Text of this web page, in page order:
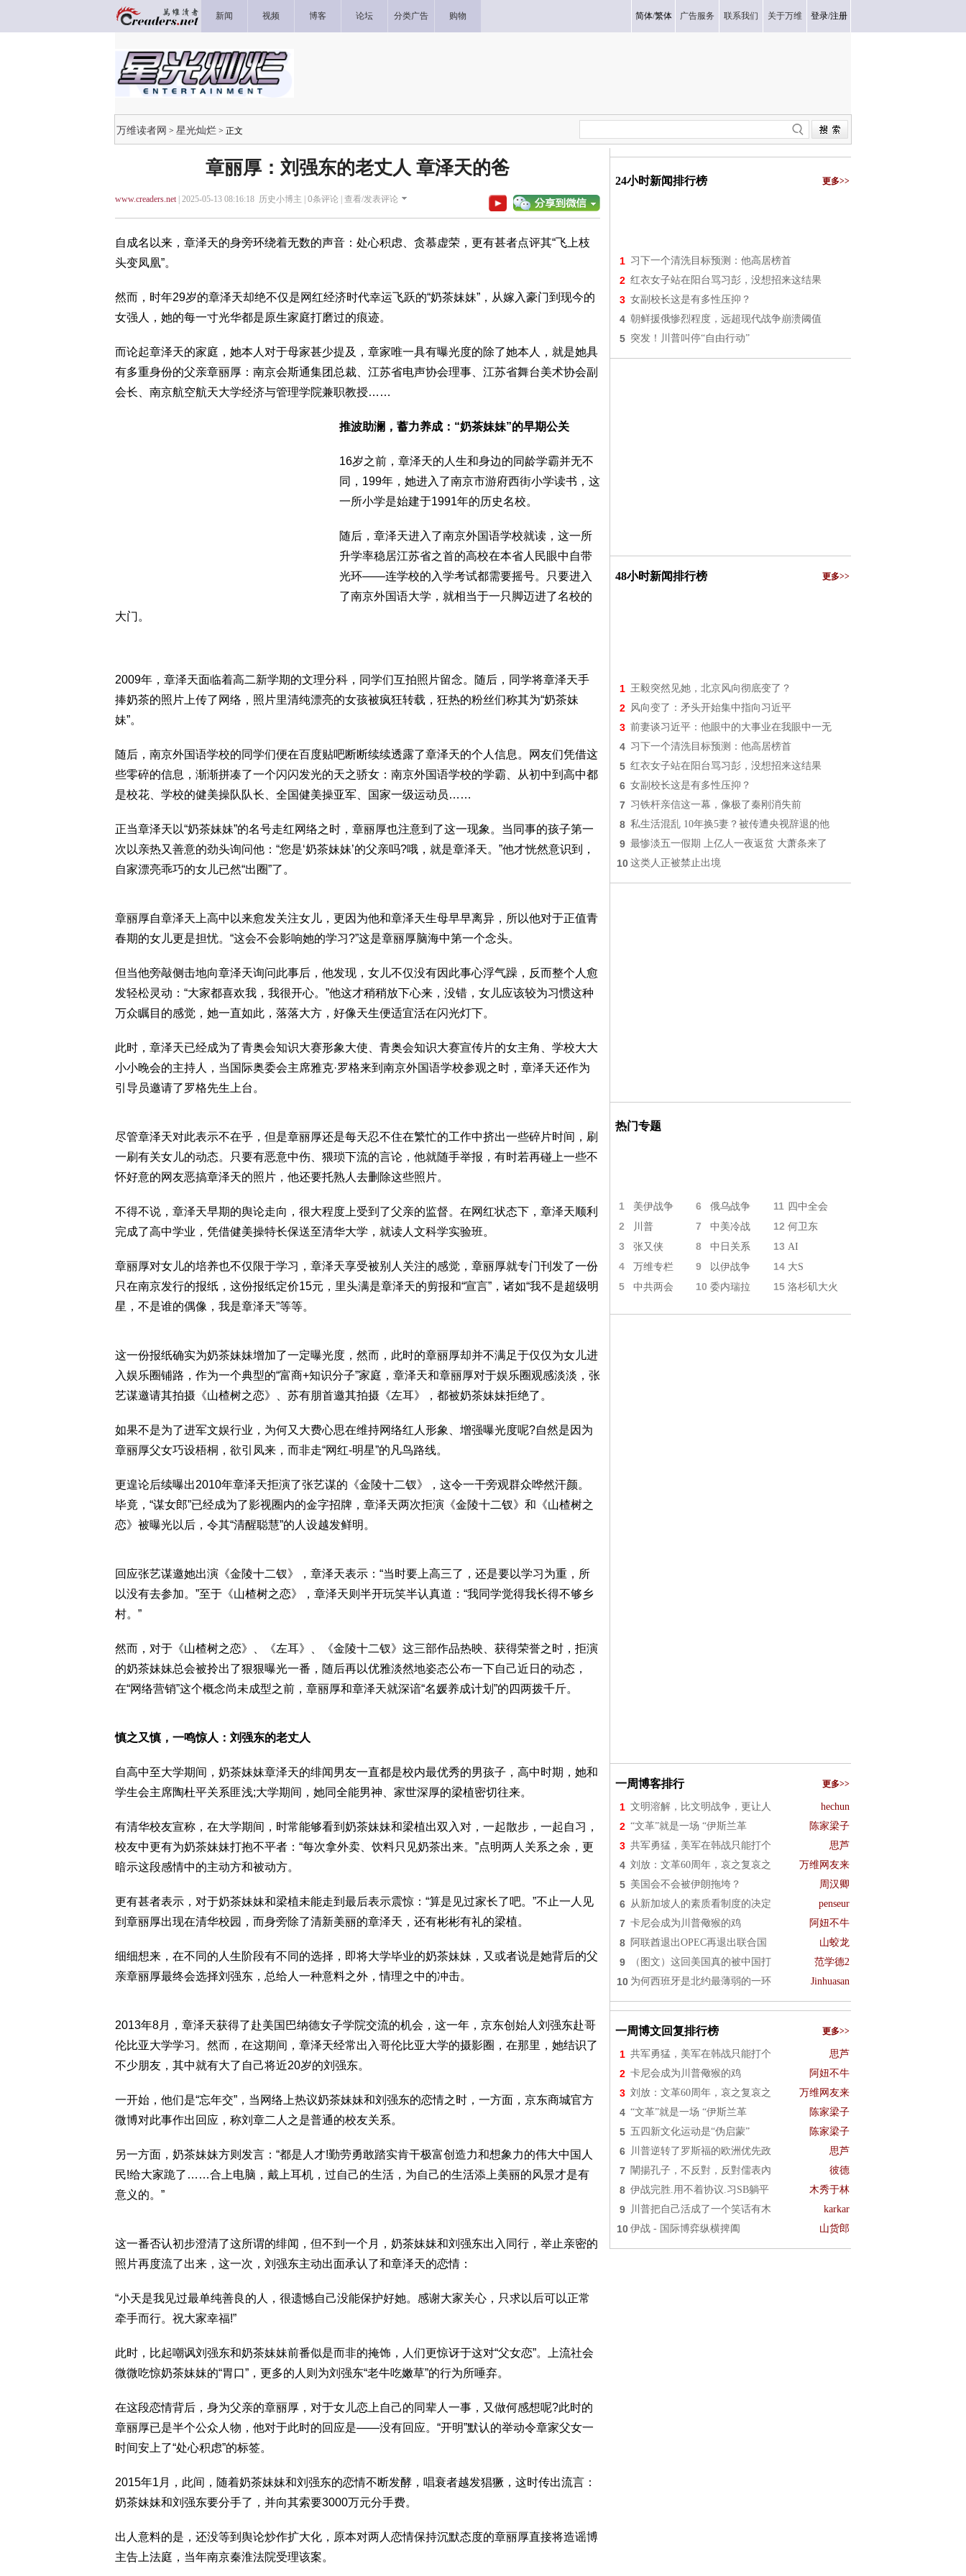
新闻 视频 博客 论坛 分类广告 购物 简体/繁体 广告服务 联系我们 关于万维 登录/注册
万维读者网 > 星光灿烂 > 正文
章丽厚：刘强东的老丈人 章泽天的爸
www.creaders.net| 2025-05-13 08:16:18 历史小博主 | 0条评论 | 查看/发表评论
自成名以来，章泽天的身旁环绕着无数的声音：处心积虑、贪慕虚荣，更有甚者点评其“飞上枝
头变凤凰”。
然而，时年29岁的章泽天却绝不仅是网红经济时代幸运飞跃的“奶茶妹妹”，从嫁入豪门到现今的
女强人，她的每一寸光华都是原生家庭打磨过的痕迹。
而论起章泽天的家庭，她本人对于母家甚少提及，章家唯一具有曝光度的除了她本人，就是她具
有多重身份的父亲章丽厚：南京会斯通集团总裁、江苏省电声协会理事、江苏省舞台美术协会副
会长、南京航空航天大学经济与管理学院兼职教授……
推波助澜，蓄力养成：“奶茶妹妹”的早期公关
16岁之前，章泽天的人生和身边的同龄学霸并无不
同，199年，她进入了南京市游府西街小学读书，这
一所小学是始建于1991年的历史名校。
随后，章泽天进入了南京外国语学校就读，这一所
升学率稳居江苏省之首的高校在本省人民眼中自带
光环——连学校的入学考试都需要摇号。只要进入
了南京外国语大学，就相当于一只脚迈进了名校的
大门。
2009年，章泽天面临着高二新学期的文理分科，同学们互拍照片留念。随后，同学将章泽天手
捧奶茶的照片上传了网络，照片里清纯漂亮的女孩被疯狂转载，狂热的粉丝们称其为“奶茶妹
妹”。
随后，南京外国语学校的同学们便在百度贴吧断断续续透露了章泽天的个人信息。网友们凭借这
些零碎的信息，渐渐拼凑了一个闪闪发光的天之骄女：南京外国语学校的学霸、从初中到高中都
是校花、学校的健美操队队长、全国健美操亚军、国家一级运动员……
正当章泽天以“奶茶妹妹”的名号走红网络之时，章丽厚也注意到了这一现象。当同事的孩子第一
次以亲热又善意的劲头询问他：“您是‘奶茶妹妹’的父亲吗?哦，就是章泽天。”他才恍然意识到，
自家漂亮乖巧的女儿已然“出圈”了。
章丽厚自章泽天上高中以来愈发关注女儿，更因为他和章泽天生母早早离异，所以他对于正值青
春期的女儿更是担忧。“这会不会影响她的学习?”这是章丽厚脑海中第一个念头。
但当他旁敲侧击地向章泽天询问此事后，他发现，女儿不仅没有因此事心浮气躁，反而整个人愈
发轻松灵动：“大家都喜欢我，我很开心。”他这才稍稍放下心来，没错，女儿应该较为习惯这种
万众瞩目的感觉，她一直如此，落落大方，好像天生便适宜活在闪光灯下。
此时，章泽天已经成为了青奥会知识大赛形象大使、青奥会知识大赛宣传片的女主角、学校大大
小小晚会的主持人，当国际奥委会主席雅克·罗格来到南京外国语学校参观之时，章泽天还作为
引导员邀请了罗格先生上台。
尽管章泽天对此表示不在乎，但是章丽厚还是每天忍不住在繁忙的工作中挤出一些碎片时间，刷
一刷有关女儿的动态。只要有恶意中伤、猥琐下流的言论，他就随手举报，有时若再碰上一些不
怀好意的网友恶搞章泽天的照片，他还要托熟人去删除这些照片。
不得不说，章泽天早期的舆论走向，很大程度上受到了父亲的监督。在网红状态下，章泽天顺利
完成了高中学业，凭借健美操特长保送至清华大学，就读人文科学实验班。
章丽厚对女儿的培养也不仅限于学习，章泽天享受被别人关注的感觉，章丽厚就专门刊发了一份
只在南京发行的报纸，这份报纸定价15元，里头满是章泽天的剪报和“宣言”，诸如“我不是超级明
星，不是谁的偶像，我是章泽天”等等。
这一份报纸确实为奶茶妹妹增加了一定曝光度，然而，此时的章丽厚却并不满足于仅仅为女儿进
入娱乐圈铺路，作为一个典型的“富商+知识分子”家庭，章泽天和章丽厚对于娱乐圈观感淡淡，张
艺谋邀请其拍摄《山楂树之恋》、苏有朋首邀其拍摄《左耳》，都被奶茶妹妹拒绝了。
如果不是为了进军文娱行业，为何又大费心思在维持网络红人形象、增强曝光度呢?自然是因为
章丽厚父女巧设梧桐，欲引凤来，而非走“网红-明星”的凡鸟路线。
更遑论后续曝出2010年章泽天拒演了张艺谋的《金陵十二钗》，这令一干旁观群众哗然汗颜。
毕竟，“谋女郎”已经成为了影视圈内的金字招牌，章泽天两次拒演《金陵十二钗》和《山楂树之
恋》被曝光以后，令其“清醒聪慧”的人设越发鲜明。
回应张艺谋邀她出演《金陵十二钗》，章泽天表示：“当时要上高三了，还是要以学习为重，所
以没有去参加。”至于《山楂树之恋》，章泽天则半开玩笑半认真道：“我同学觉得我长得不够乡
村。”
然而，对于《山楂树之恋》、《左耳》、《金陵十二钗》这三部作品热映、获得荣誉之时，拒演
的奶茶妹妹总会被拎出了狠狠曝光一番，随后再以优雅淡然地姿态公布一下自己近日的动态，
在“网络营销”这个概念尚未成型之前，章丽厚和章泽天就深谙“名媛养成计划”的四两拨千斤。
慎之又慎，一鸣惊人：刘强东的老丈人
自高中至大学期间，奶茶妹妹章泽天的绯闻男友一直都是校内最优秀的男孩子，高中时期，她和
学生会主席陶杜平关系匪浅;大学期间，她同全能男神、家世深厚的梁植密切往来。
有清华校友宣称，在大学期间，时常能够看到奶茶妹妹和梁植出双入对，一起散步，一起自习，
校友中更有为奶茶妹妹打抱不平者：“每次拿外卖、饮料只见奶茶出来。”点明两人关系之余，更
暗示这段感情中的主动方和被动方。
更有甚者表示，对于奶茶妹妹和梁植未能走到最后表示震惊：“算是见过家长了吧。”不止一人见
到章丽厚出现在清华校园，而身旁除了清新美丽的章泽天，还有彬彬有礼的梁植。
细细想来，在不同的人生阶段有不同的选择，即将大学毕业的奶茶妹妹，又或者说是她背后的父
亲章丽厚最终会选择刘强东，总给人一种意料之外，情理之中的冲击。
2013年8月，章泽天获得了赴美国巴纳德女子学院交流的机会，这一年，京东创始人刘强东赴哥
伦比亚大学学习。然而，在这期间，章泽天经常出入哥伦比亚大学的摄影圈，在那里，她结识了
不少朋友，其中就有大了自己将近20岁的刘强东。
一开始，他们是“忘年交”，当网络上热议奶茶妹妹和刘强东的恋情之时，一方面，京东商城官方
微博对此事作出回应，称刘章二人之是普通的校友关系。
另一方面，奶茶妹妹方则发言：“都是人才!勤劳勇敢踏实肯干极富创造力和想象力的伟大中国人
民!给大家跪了……合上电脑，戴上耳机，过自己的生活，为自己的生活添上美丽的风景才是有
意义的。”
这一番否认初步澄清了这所谓的绯闻，但不到一个月，奶茶妹妹和刘强东出入同行，举止亲密的
照片再度流了出来，这一次，刘强东主动出面承认了和章泽天的恋情：
“小天是我见过最单纯善良的人，很遗憾自己没能保护好她。感谢大家关心，只求以后可以正常
牵手而行。祝大家幸福!”
此时，比起嘲讽刘强东和奶茶妹妹前番似是而非的掩饰，人们更惊讶于这对“父女恋”。上流社会
微微吃惊奶茶妹妹的“胃口”，更多的人则为刘强东“老牛吃嫩草”的行为所唾弃。
在这段恋情背后，身为父亲的章丽厚，对于女儿恋上自己的同辈人一事，又做何感想呢?此时的
章丽厚已是半个公众人物，他对于此时的回应是——没有回应。“开明”默认的举动令章家父女一
时间安上了“处心积虑”的标签。
2015年1月，此间，随着奶茶妹妹和刘强东的恋情不断发酵，唱衰者越发猖獗，这时传出流言：
奶茶妹妹和刘强东要分手了，并向其索要3000万元分手费。
出人意料的是，还没等到舆论炒作扩大化，原本对两人恋情保持沉默态度的章丽厚直接将造谣博
主告上法庭，当年南京秦淮法院受理该案。
24小时新闻排行榜 更多>>
1 习下一个清洗目标预测：他高居榜首
2 红衣女子站在阳台骂习彭，没想招来这结果
3 女副校长这是有多性压抑？
4 朝鲜援俄惨烈程度，远超现代战争崩溃阈值
5 突发！川普叫停“自由行动”
48小时新闻排行榜 更多>>
1 王毅突然见她，北京风向彻底变了？
2 风向变了：矛头开始集中指向习近平
3 前妻谈习近平：他眼中的大事业在我眼中一无
4 习下一个清洗目标预测：他高居榜首
5 红衣女子站在阳台骂习彭，没想招来这结果
6 女副校长这是有多性压抑？
7 习铁杆亲信这一幕，像极了秦刚消失前
8 私生活混乱 10年换5妻？被传遭央视辞退的他
9 最惨淡五一假期 上亿人一夜返贫 大萧条来了
10 这类人正被禁止出境
热门专题
1 美伊战争 6 俄乌战争 11 四中全会
2 川普 7 中美冷战 12 何卫东
3 张又侠 8 中日关系 13 AI
4 万维专栏 9 以伊战争 14 大S
5 中共两会 10 委内瑞拉 15 洛杉矶大火
一周博客排行 更多>>
1 文明溶解，比文明战争，更让人 hechun
2 “文革”就是一场 “伊斯兰革 陈家梁子
3 共军勇猛，美军在韩战只能打个 思芦
4 刘放：文革60周年，哀之复哀之 万维网友来
5 美国会不会被伊朗拖垮？ 周汉卿
6 从新加坡人的素质看制度的决定 penseur
7 卡尼会成为川普儆猴的鸡 阿妞不牛
8 阿联酋退出OPEC再退出联合国 山蛟龙
9 （图文）这回美国真的被中国打 范学德2
10 为何西班牙是北约最薄弱的一环 Jinhuasan
一周博文回复排行榜 更多>>
1 共军勇猛，美军在韩战只能打个 思芦
2 卡尼会成为川普儆猴的鸡 阿妞不牛
3 刘放：文革60周年，哀之复哀之 万维网友来
4 “文革”就是一场 “伊斯兰革 陈家梁子
5 五四新文化运动是“伪启蒙” 陈家梁子
6 川普逆转了罗斯福的欧洲优先政 思芦
7 闡揚孔子，不反對，反對儒表內 彼德
8 伊战完胜.用不着协议.习SB躺平 木秀于林
9 川普把自己活成了一个笑话有木 karkar
10 伊战 - 国际博弈纵横捭阖 山货郎